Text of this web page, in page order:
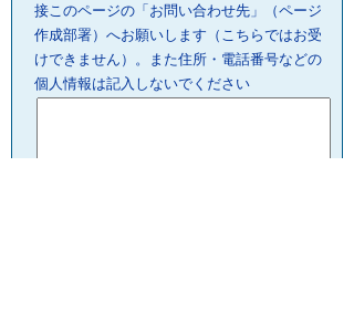
接このページの「お問い合わせ先」（ページ
作成部署）へお願いします（こちらではお受
けできません）。また住所・電話番号などの
個人情報は記入しないでください